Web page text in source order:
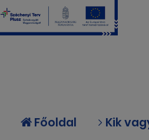
Főoldal Kik